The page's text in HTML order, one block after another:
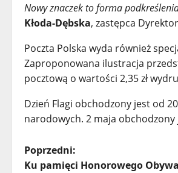
Nowy znaczek to forma
Kłoda-Dębska, zastępca
Poczta Polska wyda również
Zaproponowana ilustracja
pocztową o wartości 2,35 zł
Dzień Flagi obchodzony jest od
narodowych. 2 maja
Z
Poprzedni:
Ku pamięci Honorowego